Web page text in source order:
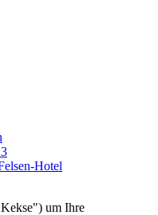
Hotel
um Ihre